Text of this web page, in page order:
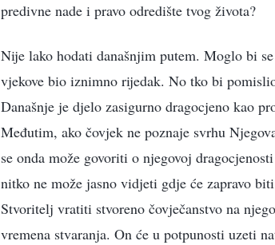
predivne nade i pravo odredište tvog života?
Nije lako hodati današnjim putem. Moglo bi
vjekove bio iznimno rijedak. No tko bi
Današnje je djelo zasigurno dragocjeno kao
Međutim, ako čovjek ne poznaje svrhu
se onda može govoriti o njegovoj
nitko ne može jasno vidjeti gdje će zapravo
Stvoritelj vratiti stvoreno čovječanstvo na
vremena stvaranja. On će u potpunosti uzeti